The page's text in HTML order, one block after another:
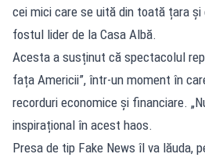
cei mici care se uită din toată țara și
fostul lider de la Casa Albă.
Acesta a susținut că spectacolul
fața Americii”, într-un moment în
recorduri economice și financiare.
inspirațional în acest haos.
Presa de tip Fake News îl va lăuda,